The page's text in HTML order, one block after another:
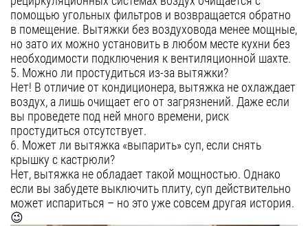
помощью угольных фильтров и возвращается обратно
в помещение. Вытяжки без воздуховода менее мощные,
но зато их можно установить в любом месте кухни без
необходимости подключения к вентиляционной шахте.
5. Можно ли простудиться из-за вытяжки?
Нет! В отличие от кондиционера, вытяжка не охлаждает
воздух, а лишь очищает его от загрязнений. Даже если
вы проведете под ней много времени, риск
простудиться отсутствует.
6. Может ли вытяжка «выпарить» суп, если снять
крышку с кастрюли?
Нет, вытяжка не обладает такой мощностью. Однако
если вы забудете выключить плиту, суп действительно
может испариться – но это уже совсем другая история.
😉